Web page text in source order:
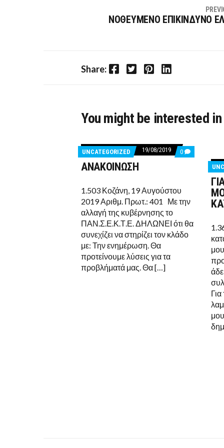
ΝΟΘΕΥΜΕΝΟ ΕΠΙΚΙΝΔΥΝΟ
Share: Facebook Twitter Pinterest LinkedIn
You might be interested
UNCATEGORIZED 19/08/2019 0 COMMENTS
ON
ΑΝΑΚΟΙΝΩΣΗ
ΑΝΑΚΟΙΝΩΣΗ
1.503 Κοζάνη, 19 Αυγούστου
2019 Αριθμ. Πρωτ.: 401 Με την
αλλαγή της κυβέρνησης το
ΠΑΝ.Σ.Ε.Κ.Τ.Ε. ΔΗΛΩΝΕΙ ότι θα
συνεχίζει να στηρίζει τον κλάδο
με: Την ενημέρωση. Θα
προτείνουμε λύσεις για τα
προβλήματά μας. Θα […]